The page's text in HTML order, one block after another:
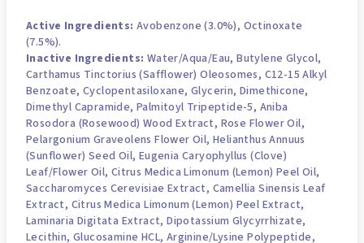
Active Ingredients: Avobenzone (3.0%), Octinoxate
(7.5%).
Inactive Ingredients: Water/Aqua/Eau,Butylene Glycol,
Carthamus Tinctorius (Safflower) Oleosomes, C12-15 Alkyl
Benzoate, Cyclopentasiloxane, Glycerin,Dimethicone,
Dimethyl Capramide, Palmitoyl Tripeptide-5, Aniba
Rosodora (Rosewood) Wood Extract, Rose Flower Oil,
Pelargonium Graveolens Flower Oil, Helianthus Annuus
(Sunflower) Seed Oil, Eugenia Caryophyllus (Clove)
Leaf/Flower Oil, Citrus Medica Limonum (Lemon) Peel Oil,
Saccharomyces Cerevisiae Extract, Camellia Sinensis Leaf
Extract, Citrus Medica Limonum (Lemon) Peel Extract,
Laminaria Digitata Extract, Dipotassium Glycyrrhizate,
Lecithin, Glucosamine HCL, Arginine/Lysine Polypeptide,